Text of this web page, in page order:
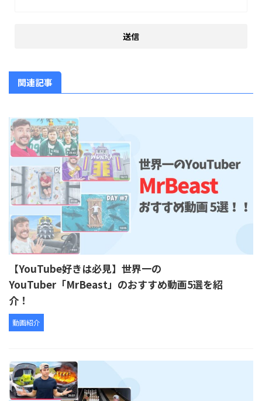
関連記事
【YouTube好きは必見】世界一の
YouTuber「MrBeast」のおすすめ動画5選を紹
介！
動画紹介